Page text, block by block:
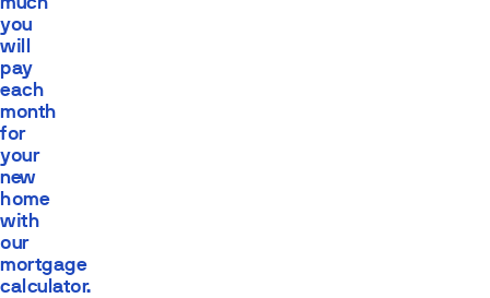
you
will
pay
each
month
for
your
new
home
with
our
mortgage
calculator.